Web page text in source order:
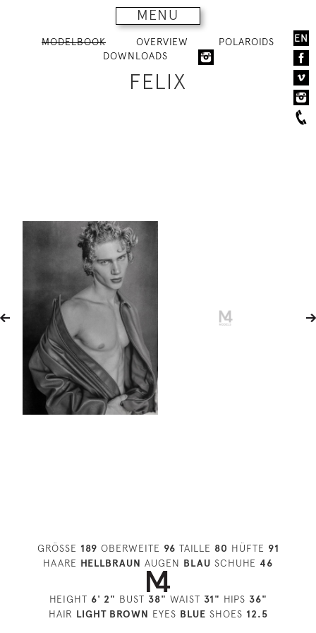
MENU
EN
MODELBOOK OVERVIEW
POLAROIDS
DOWNLOADS
FELIX
GRÖSSE 189 OBERWEITE 96 TAILLE 80 HÜFTE 91
HAARE HELLBRAUN AUGEN BLAU SCHUHE 46
HEIGHT 6' 2" BUST 38" WAIST 31" HIPS 36"
HAIR LIGHT BROWN EYES BLUE SHOES 12.5